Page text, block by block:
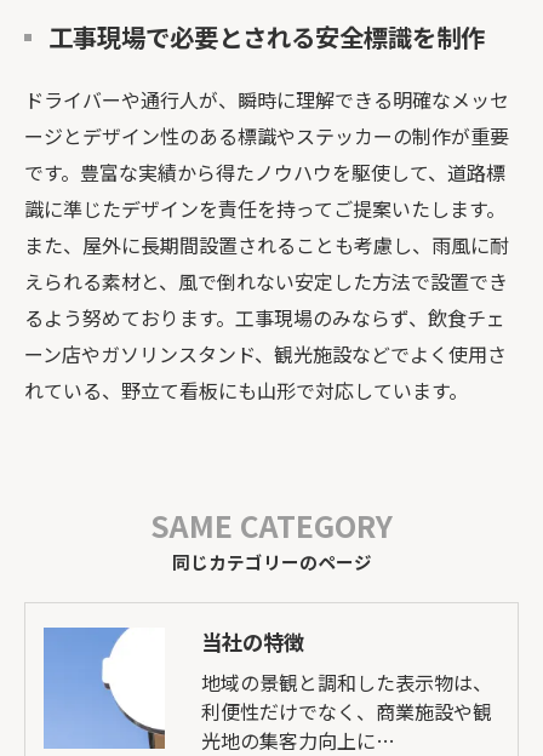
工事現場で必要とされる安全標識を制作
ドライバーや通行人が、瞬時に理解できる明確なメッセ
ージとデザイン性のある標識やステッカーの制作が重要
です。豊富な実績から得たノウハウを駆使して、道路標
識に準じたデザインを責任を持ってご提案いたします。
また、屋外に長期間設置されることも考慮し、雨風に耐
えられる素材と、風で倒れない安定した方法で設置でき
るよう努めております。工事現場のみならず、飲食チェ
ーン店やガソリンスタンド、観光施設などでよく使用さ
れている、野立て看板にも山形で対応しています。
同じカテゴリーのページ
SAME CATEGORY
当社の特徴
地域の景観と調和した表示物は、
利便性だけでなく、商業施設や観
光地の集客力向上に…